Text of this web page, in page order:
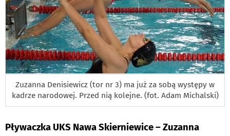
Zuzanna Denisiewicz (tor nr 3) ma już za sobą występy w
kadrze narodowej. Przed nią kolejne. (fot. Adam Michalski)
Pływaczka UKS Nawa Skierniewice – Zuzanna